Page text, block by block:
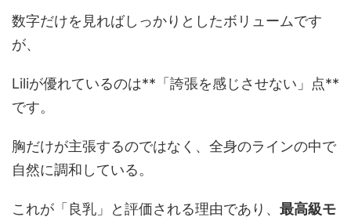
数字だけを見ればしっかりとしたボリュームです
が、
Liliが優れているのは**「誇張を感じさせない」点**
です。
胸だけが主張するのではなく、全身のラインの中で
自然に調和している。
これが「良乳」と評価される理由であり、 最高級モ